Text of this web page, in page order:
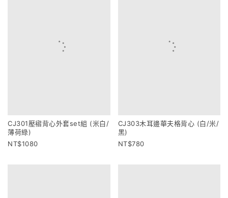
CJ301壓褶背心外套set組 (米白/
薄荷綠)
1080
CJ303木耳邊華夫格背心 (白/米/
黑)
780